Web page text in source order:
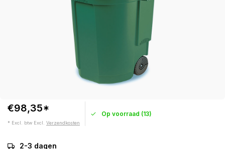
€98,35*
* Excl. btw Excl. Verzendkosten
Op voorraad (13)
2-3 dagen